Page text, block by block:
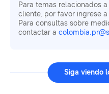
Para temas relacionados
cliente, por favor ingrese a
Para consultas sobre
contactar a
Siga viendo